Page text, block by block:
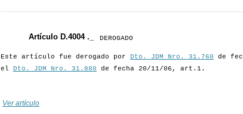
Artículo D.4004 ._ DEROGADO
Este artículo fue derogado por Dto. JDM Nro. 31.760 de
el Dto. JDM Nro. 31.880 de fecha 20/11/06, art.1.
Ver artículo